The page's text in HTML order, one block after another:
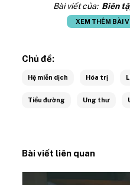
Bài viết của: Biên
XEM THÊM BÀI
Chủ đề:
Hệ miễn dịch Hóa trị
Tiểu đường Ung thư
Bài viết liên quan